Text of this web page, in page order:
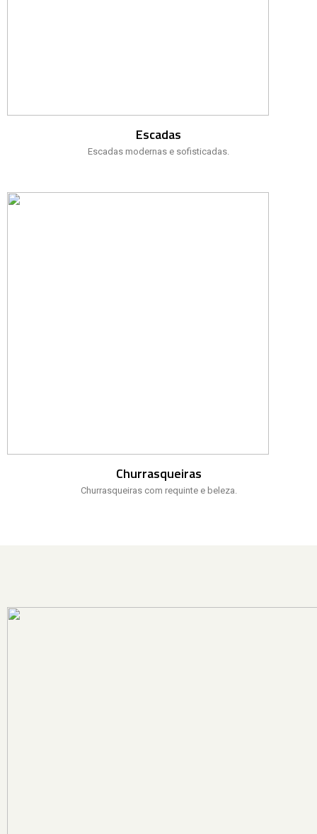
Escadas
Escadas modernas e sofisticadas.
Churrasqueiras
Churrasqueiras com requinte e beleza.